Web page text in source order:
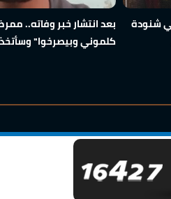
شنودة
بعد انتشار خبر وفاته..
كلموني وبيصرخوا" وسأتخذ